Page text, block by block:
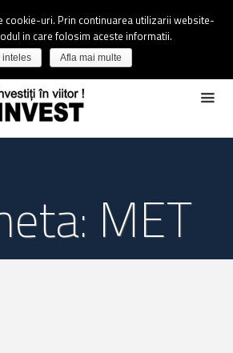
MET
cookie-uri. Prin continuarea utilizarii website-
in care folosim aceste informatii.
inteles Afla mai multe